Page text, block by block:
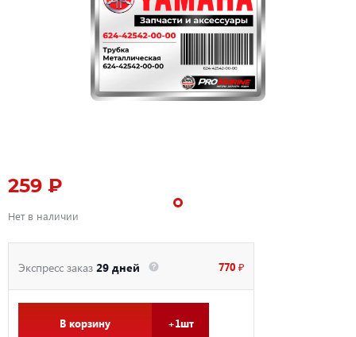
259 ₽
Нет в наличии
Экспресс заказ 29 дней 770 ₽
В корзину +1шт